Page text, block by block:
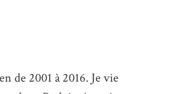
de 2001 à 2016. Je vie